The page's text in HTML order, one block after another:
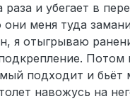
раза и убегает в
меня туда
я отыгрываю
Потом
подходит и бьёт
навожусь на